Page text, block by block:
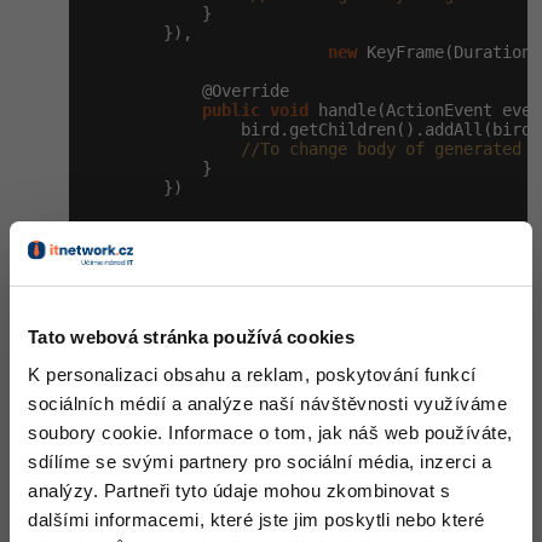
Tato webová stránka používá cookies
K personalizaci obsahu a reklam, poskytování funkcí
sociálních médií a analýze naší návštěvnosti využíváme
soubory cookie. Informace o tom, jak náš web používáte,
sdílíme se svými partnery pro sociální média, inzerci a
analýzy. Partneři tyto údaje mohou zkombinovat s
dalšími informacemi, které jste jim poskytli nebo které
Windows
Kybernetická bezpečnost
Fórum
            }
        }),
new
            @Override
public
void
handle(ActionEvent
//To change body of generated
            }
        })
                )
                 .build()
                .play();
        Scene scene =
new Scene(root, WITDH,
        primaryStage.setTitle(
"@Game@"
        primaryStage.setScene(scene);
        primaryStage.show();
/**
     * @param args the command line arguments